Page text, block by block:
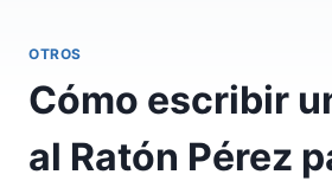
OTROS
Cómo escribir
al Ratón Pérez